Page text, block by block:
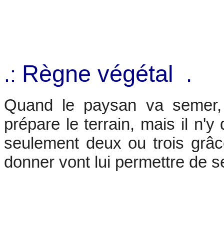
.: Règne végétal .
Quand le paysan va
prépare le terrain, mais il n'y
seulement deux ou trois
donner vont lui permettre de